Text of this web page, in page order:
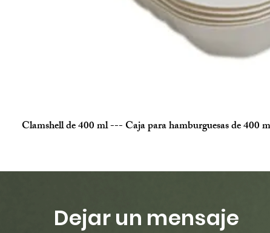
Clamshell de 400 ml --- Caja para hamburguesas de 400
Dejar un mensaje